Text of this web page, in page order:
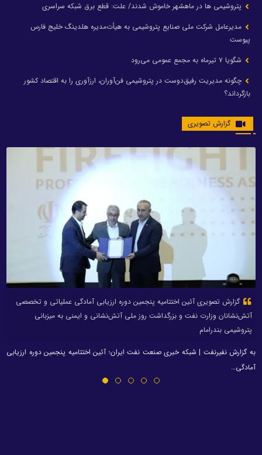
پتروشیمی ها در ماهشهر خاموش شدند/ علت: قطع برق شبکه سراسری
مدیرعامل شرکت ملی صنایع پتروشیمی به هیأت‌مدیره هلدینگ خلیج فارس
پیوست
شگویا ۷ تیرماه به مجمع عمومی می‌رود
چگونه مدیریت رفیق‌دوست در پتروشیمی فن‌آوران، ارزآوری را به اقتصاد کشور
بازگرداند؟
گزارش تصویری
گزارش تصویری آئین اختتامیه پنجمین دوره ارزیابی آمادگی عملیاتی و تخصصی
آتش‌نشانان وزارت نفت و بزرگداشت روز ملی آتش‌نشانی و ایمنی به میزبانی
پتروشیمی بندرامام
به گزارش نفیرنفت | شبکه خبری صنعت نفت ایران؛ آئین اختتامیه پنجمین دوره ارزیابی
آمادگی…